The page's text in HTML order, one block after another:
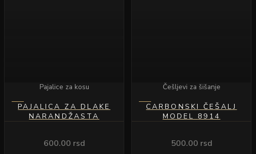
Pajalice za kosu
PAJALICA ZA DLAKE
NARANDŽASTA
600.00 rsd
Češljevi za šišanje
CARBONSKI ČEŠALJ
MODEL 8914
500.00 rsd